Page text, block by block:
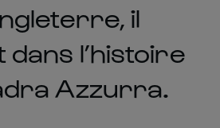
il
l’histoire
Azzurra.